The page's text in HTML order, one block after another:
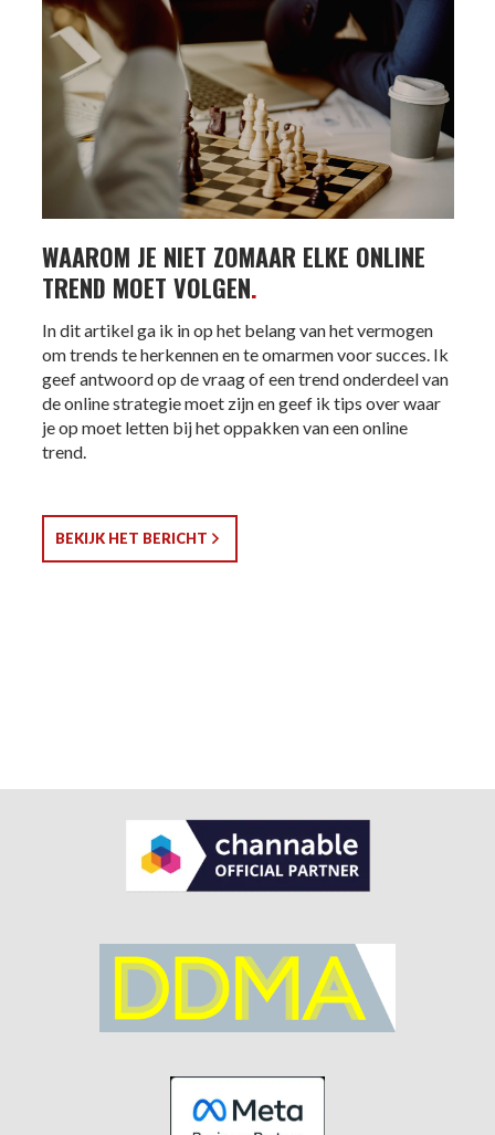
WAAROM JE NIET ZOMAAR ELKE ONLINE
TREND MOET VOLGEN.
In dit artikel ga ik in op het belang van het vermogen
om trends te herkennen en te omarmen voor succes. Ik
geef antwoord op de vraag of een trend onderdeel van
de online strategie moet zijn en geef ik tips over waar
je op moet letten bij het oppakken van een online
trend.
BEKIJK HET BERICHT